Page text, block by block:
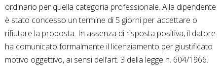
ordinario per quella categoria professionale. Alla dipendente
è stato concesso un termine di 5 giorni per accettare o
rifiutare la proposta. In assenza di risposta positiva, il datore
ha comunicato formalmente il licenziamento per giustificato
motivo oggettivo, ai sensi dell’art. 3 della legge n. 604/1966.